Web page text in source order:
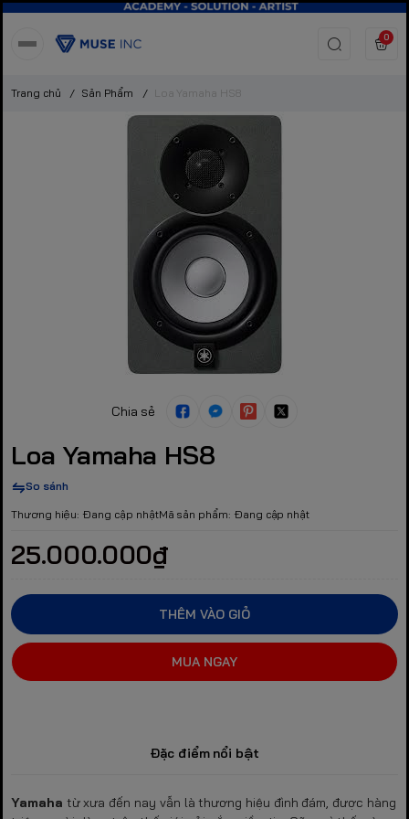
0
Trang chủ / Sản Phẩm / Loa Yamaha HS8
Chia sẻ
Loa Yamaha HS8
So sánh
Thương hiệu: Đang cập nhậtMã sản phẩm: Đang cập nhật
25.000.000₫
THÊM VÀO GIỎ
MUA NGAY
Đặc điểm nổi bật
Yamaha từ xưa đến nay vẫn là thương hiệu đình đám, được hàng